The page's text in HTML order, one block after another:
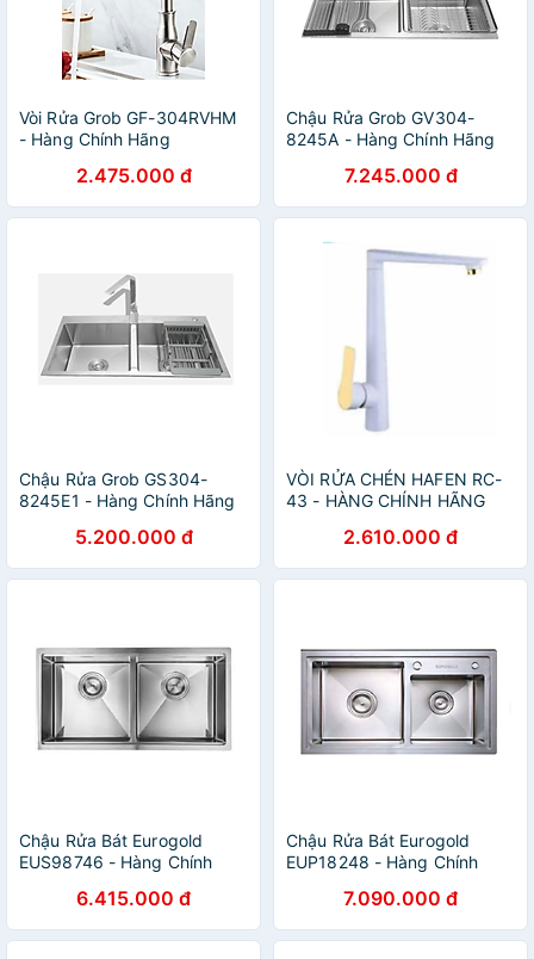
Vòi Rửa Grob GF-304RVHM
- Hàng Chính Hãng
2.475.000 đ
Chậu Rửa Grob GV304-
8245A - Hàng Chính Hãng
7.245.000 đ
Chậu Rửa Grob GS304-
8245E1 - Hàng Chính Hãng
5.200.000 đ
VÒI RỬA CHÉN HAFEN RC-
43 - HÀNG CHÍNH HÃNG
2.610.000 đ
Chậu Rửa Bát Eurogold
EUS98746 - Hàng Chính
6.415.000 đ
Chậu Rửa Bát Eurogold
EUP18248 - Hàng Chính
7.090.000 đ